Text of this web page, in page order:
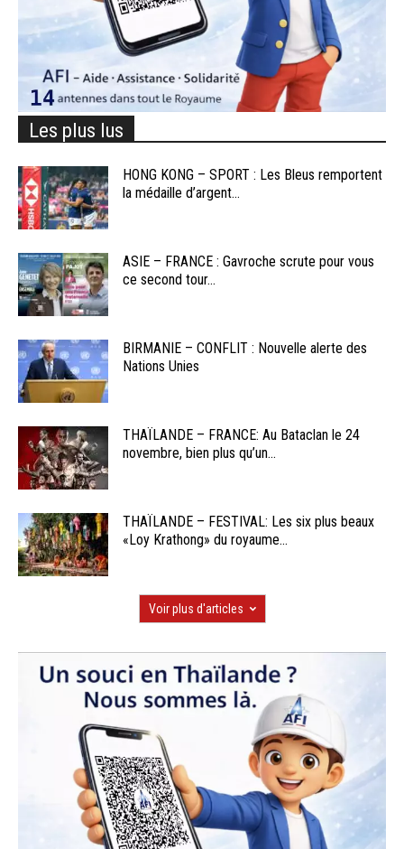
Les plus lus
HONG KONG – SPORT : Les Bleus remportent
la médaille d’argent...
ASIE – FRANCE : Gavroche scrute pour vous
ce second tour...
BIRMANIE – CONFLIT : Nouvelle alerte des
Nations Unies
THAÏLANDE – FRANCE: Au Bataclan le 24
novembre, bien plus qu’un...
THAÏLANDE – FESTIVAL: Les six plus beaux
«Loy Krathong» du royaume...
Voir plus d'articles